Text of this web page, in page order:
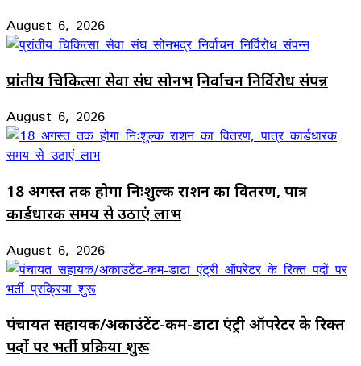
August 6, 2026
प्रांतीय चिकित्सा सेवा संघ सोनभद्र निर्वाचन निर्विरोध संपन्न
August 6, 2026
18 अगस्त तक होगा निःशुल्क राशन का वितरण, पात्र
कार्डधारक समय से उठाएं लाभ
August 6, 2026
पंचायत सहायक/अकाउंटेंट-कम-डाटा एंट्री ऑपरेटर के रिक्त
पदों पर भर्ती प्रक्रिया शुरू